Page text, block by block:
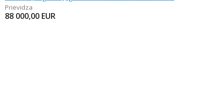
Prievidza
88 000,00 EUR